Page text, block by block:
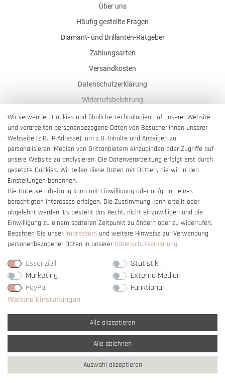
Über uns
Häufig gestellte Fragen
Diamant- und Brillanten-Ratgeber
Zahlungsarten
Versandkosten
Datenschutzerklärung
Widerrufsbelehrung
AGB
Impressum
Barrierefreiheitserklärung
Vertrag widerrufen
* Alle Preise verstehen sich inkl. gesetzl. MwSt. undzzgl. Versandkosten
** Nur innerhalb Deutschlands© copyright 2007-2026 Schmuck Krone / Alle
Rechte vorbehalten / powered bycreateyourtemplate
Wir verwenden Cookies und ähnliche Technologien auf unserer Website
und verarbeiten personenbezogene Daten von Besucher:innen unserer
Webseite (z.B. IP-Adresse), um z.B. Inhalte und Anzeigen zu
personalisieren, Medien von Drittanbietern einzubinden oder Zugriffe auf
unsere Website zu analysieren. Die Datenverarbeitung erfolgt erst durch
gesetzte Cookies. Wir teilen diese Daten mit Dritten, die wir in den
Einstellungen benennen.
Die Datenverarbeitung kann mit Einwilligung oder aufgrund eines
berechtigten Interesses erfolgen. Die Zustimmung kann erteilt oder
abgelehnt werden. Es besteht das Recht, nicht einzuwilligen und die
Einwilligung zu einem späteren Zeitpunkt zu ändern oder zu widerrufen.
Beachten Sie unser Impressum und weitere Hinweise zur Verwendung
personenbezogener Daten in unserer Daten­schutz­erklärung.
Essenziell
Statistik
Marketing
Externe Medien
PayPal
Funktional
Weitere Einstellungen
Alle akzeptieren
Alle ablehnen
Auswahl akzeptieren